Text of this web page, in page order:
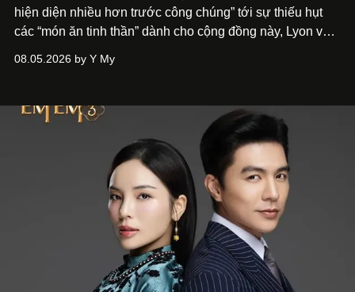
hiện diện nhiều hơn trước công chúng” tới sự thiếu hụt
các “món ăn tinh thần” dành cho cộng đồng này, Lyon và
phẩm múa đương đại thành hiện thực, mang tên Lắng
08.05.2026 by Y My